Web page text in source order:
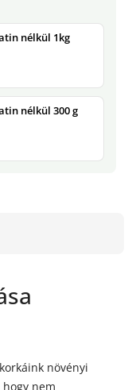
nélkül 1kg
nélkül 300 g
növényi
nem